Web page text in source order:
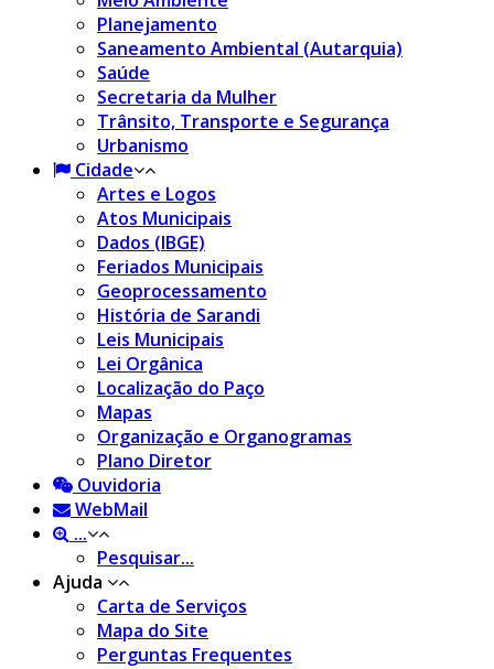
Planejamento
Saneamento Ambiental (Autarquia)
Saúde
Secretaria da Mulher
Trânsito, Transporte e Segurança
Urbanismo
Cidade
Artes e Logos
Atos Municipais
Dados (IBGE)
Feriados Municipais
Geoprocessamento
História de Sarandi
Leis Municipais
Lei Orgânica
Localização do Paço
Mapas
Organização e Organogramas
Plano Diretor
Ouvidoria
WebMail
...
Pesquisar...
Ajuda
Carta de Serviços
Mapa do Site
Perguntas Frequentes